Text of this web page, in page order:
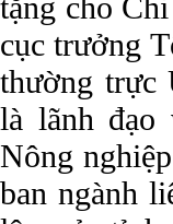
tặng cho
cục trưởng
thường trực
là lãnh đạo
Nông
ban ngành